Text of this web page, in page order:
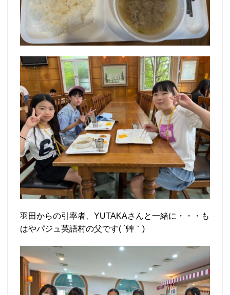
羽田からの引率者、YUTAKAさんと一緒に・・・も
はやパジュ英語村の父です( ´艸｀)